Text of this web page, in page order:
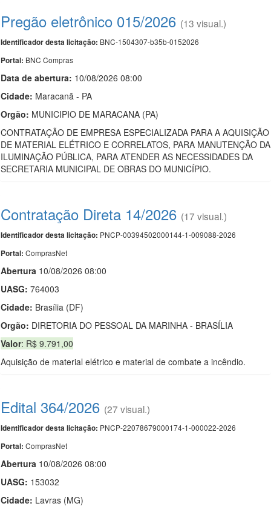
Pregão eletrônico 015/2026 (13 visual.)
Identificador desta licitação: BNC-1504307-b35b-0152026
Portal: BNC Compras
Data de abertura: 10/08/2026 08:00
Cidade: Maracanã - PA
Orgão: MUNICIPIO DE MARACANA (PA)
CONTRATAÇÃO DE EMPRESA ESPECIALIZADA PARA A AQUISIÇÃO
DE MATERIAL ELÉTRICO E CORRELATOS, PARA MANUTENÇÃO DA
ILUMINAÇÃO PÚBLICA, PARA ATENDER AS NECESSIDADES DA
SECRETARIA MUNICIPAL DE OBRAS DO MUNICÍPIO.
Contratação Direta 14/2026 (17 visual.)
Identificador desta licitação: PNCP-00394502000144-1-009088-2026
Portal: ComprasNet
Abertura 10/08/2026 08:00
UASG: 764003
Cidade: Brasília (DF)
Orgão: DIRETORIA DO PESSOAL DA MARINHA - BRASÍLIA
Valor: R$ 9.791,00
Aquisição de material elétrico e material de combate a incêndio.
Edital 364/2026 (27 visual.)
Identificador desta licitação: PNCP-22078679000174-1-000022-2026
Portal: ComprasNet
Abertura 10/08/2026 08:00
UASG: 153032
Cidade: Lavras (MG)